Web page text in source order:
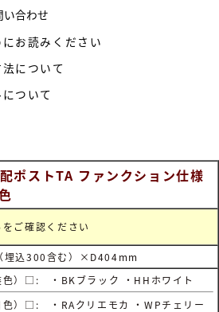
い合わせ
お読みください
について
ついて
ポストTA ファンクション仕様
をご確認ください
込300含む）×D404mm
色）□: ・BKブラック ・HHホワイト
色）□: ・RAクリエモカ ・WPチェリー